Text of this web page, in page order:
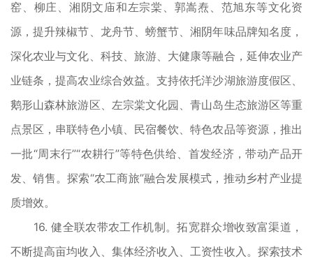
窑、柳庄、湘阴文庙和左宗棠、郭嵩焘、范旭东等文化资
源，提升辣椒节、龙舟节、螃蟹节、湘阴年味品牌知名度，
深化农业与文化、科技、旅游、大健康等融合，延伸农业产
业链条，提高农业综合效益。支持依托洋沙湖旅游度假区、
鹅形山森林旅游区、左宗棠文化园、青山岛生态旅游区等重
点景区，串联特色小镇、民宿餐饮、特色农品等资源，推出
一批“周末行”“农耕行”等特色供给、首发经济，带动产品开
发、销售。探索“农工商旅”融合发展模式，推动乡村产业提
质增效。
16. 健全联农带农工作机制。拓宽群众增收致富渠道，
不断提高亩均收入、集体经济收入、工资性收入。探索技术